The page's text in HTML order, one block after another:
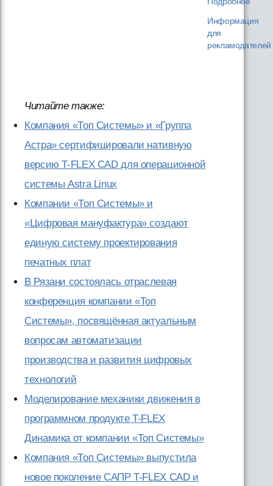
Читайте также:
Компания «Топ Системы» и «Группа
Астра» сертифицировали нативную
версию T-FLEX CAD для операционной
системы Astra Linux
Компании «Топ Системы» и
«Цифровая мануфактура» создают
единую систему проектирования
печатных плат
В Рязани состоялась отраслевая
конференция компании «Топ
Системы», посвящённая актуальным
вопросам автоматизации
производства и развития цифровых
технологий
Моделирование механики движения в
программном продукте T-FLEX
Динамика от компании «Топ Системы»
Компания «Топ Системы» выпустила
новое поколение САПР T-FLEX CAD и
Информация
для
рекламодателей